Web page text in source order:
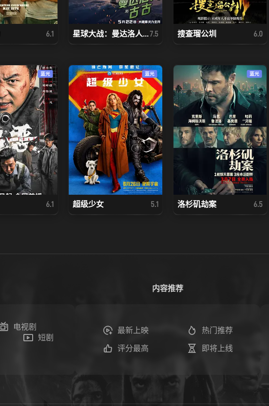
6.1 星球大战：曼达洛人...7.5 搜查瑠公圳 6.0
蓝光
6.1
蓝光
超级少女 5.1
蓝光
洛杉矶劫案 6.5
电视剧
短剧
内容推荐
最新上映 热门推荐
评分最高 即将上线